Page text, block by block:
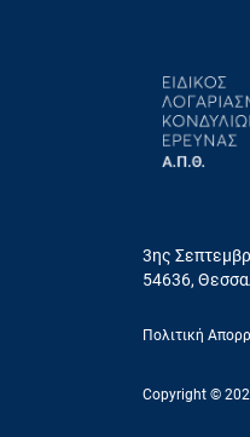
3ης
54636,
Πολιτική
Copyright ©